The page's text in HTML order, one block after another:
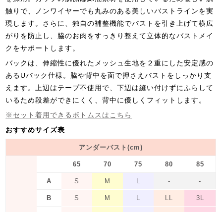
触りで、ノンワイヤーでも丸みのある美しいバストラインを実
現します。さらに、独自の補整機能でバストを引き上げて横広
がりを防止し、脇のお肉をすっきり整えて立体的なバストメイ
クをサポートします。
バックは、伸縮性に優れたメッシュ生地を２重にした安定感の
あるUバック仕様。脇や背中を面で押さえバストをしっかり支
えます。上辺はテープ不使用で、下辺は縫い付けずにふらして
いるため段差ができにくく、背中に優しくフィットします。
※セット着用できるボトムスはこちら
おすすめサイズ表
アンダーバスト(cm)
65 70 75 80 85
A S M L - -
B S M L LL 3L